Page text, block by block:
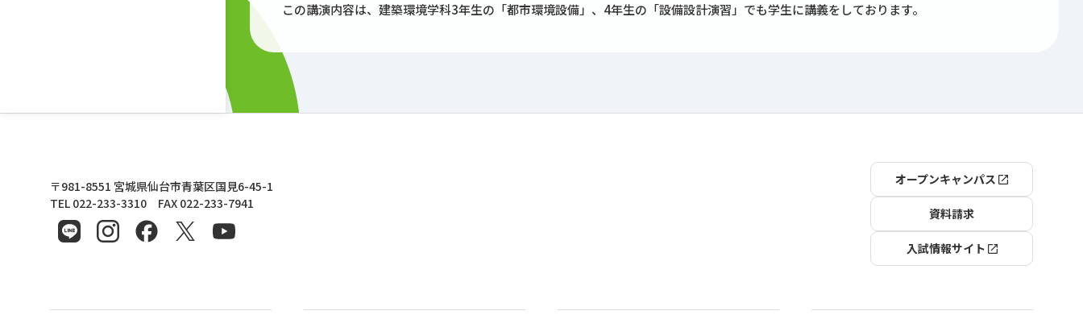
この講演内容は、建築環境学科3年生の「都市環境設備」、4年生の「設備設計演習」でも学生に講義をしております。
東北文化学園大学
〒981-8551 宮城県仙台市青葉区国見6-45-1
TEL 022-233-3310 FAX 022-233-7941
オープンキャンパス
資料請求
入試情報サイト